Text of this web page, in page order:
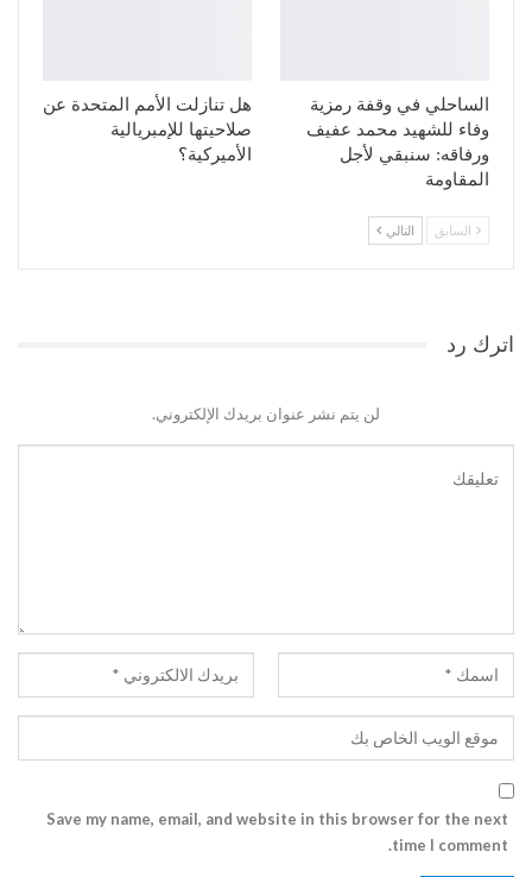
الساحلي في وقفة رمزية
وفاء للشهيد محمد عفيف
ورفاقه: سنبقي لأجل
المقاومة
هل تنازلت الأمم المتحدة عن
صلاحيتها للإمبريالية
الأميركية؟
السابق التالي
اترك رد
لن يتم نشر عنوان بريدك الإلكتروني.
Save my name, email, and website in this browser for the next
time I comment.